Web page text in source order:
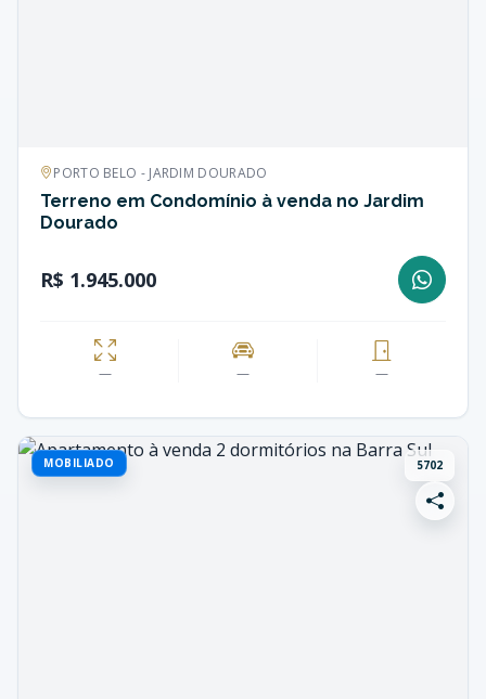
PORTO BELO - JARDIM DOURADO
Terreno em Condomínio à venda no Jardim
Dourado
R$ 1.945.000
— — —
MOBILIADO 5702